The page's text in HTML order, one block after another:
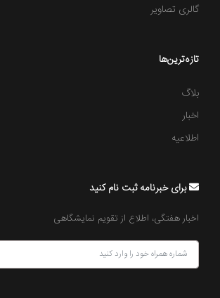
گالری تصاویر
تازه‌ترین‌ها
بلاگ
اخبار
اطلاعیه
برای خبرنامه ثبت نام کنید
اخبار هفتگی، اطلاع از تقویم نمایشگاهی